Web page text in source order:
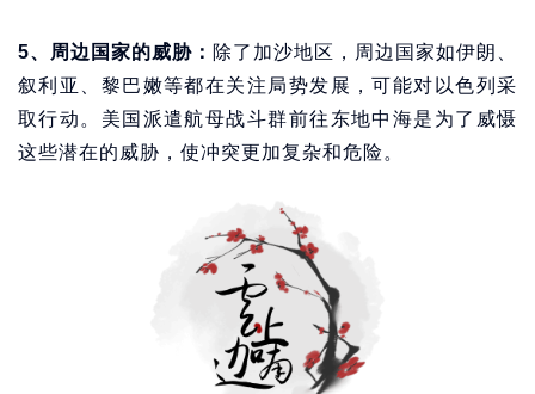
5、周边国家的威胁： 除了加沙地区，周边国家如伊朗、
叙利亚、黎巴嫩等都在关注局势发展，可能对以色列采
取行动。美国派遣航母战斗群前往东地中海是为了威慑
这些潜在的威胁，使冲突更加复杂和危险。